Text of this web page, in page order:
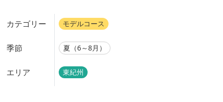
カテゴリー モデルコース
季節 夏（6～8月）
エリア 東紀州